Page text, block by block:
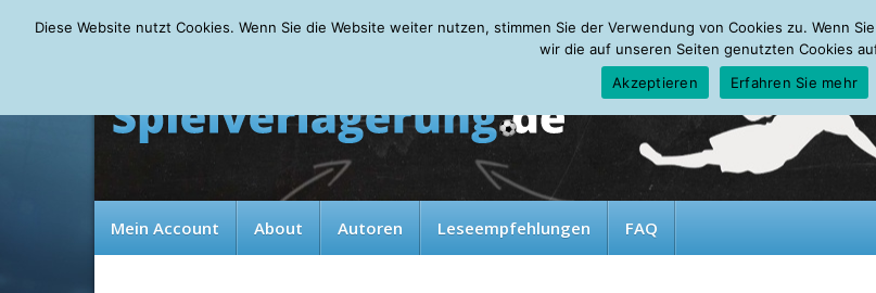
Friday, 07.08.2026
Mein Account About Autoren Leseempfehlungen FAQ
Diese Website nutzt Cookies. Wenn Sie die Website weiter nutzen, stimmen Sie der Verwendung von Cookies zu. Wenn
wir die auf unseren Seiten genutzten Cookies
Akzeptieren
Erfahren Sie mehr